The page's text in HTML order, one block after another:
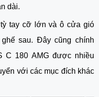
dài.
tay cỡ lớn và ô cửa gió
sau. Đây cũng chính
C 180 AMG được nhiều
với các mục đích khác